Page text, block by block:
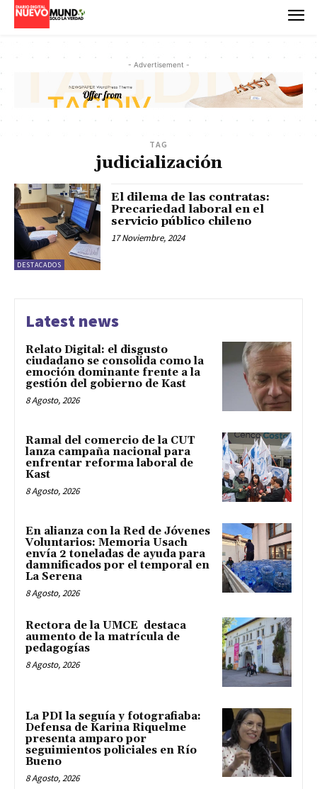
- Advertisement -
TAG
judicialización
DESTACADOS
El dilema de las contratas:
Precariedad laboral en el
servicio público chileno
17 Noviembre, 2024
Latest news
Relato Digital: el disgusto
ciudadano se consolida como la
emoción dominante frente a la
gestión del gobierno de Kast
8 Agosto, 2026
Ramal del comercio de la CUT
lanza campaña nacional para
enfrentar reforma laboral de
Kast
8 Agosto, 2026
En alianza con la Red de Jóvenes
Voluntarios: Memoria Usach
envía 2 toneladas de ayuda para
damnificados por el temporal en
La Serena
8 Agosto, 2026
Rectora de la UMCE destaca
aumento de la matrícula de
pedagogías
8 Agosto, 2026
La PDI la seguía y fotografiaba:
Defensa de Karina Riquelme
presenta amparo por
seguimientos policiales en Río
Bueno
8 Agosto, 2026